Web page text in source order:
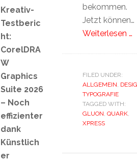
bekommen.
Jetzt können…
Weiterlesen …
FILED UNDER:
ALLGEMEIN,
TYPOGRAFIE
TAGGED WITH:
GLUON, QUARK,
XPRESS
Kreativ-
Testberic
ht:
CorelDRA
W
Graphics
Suite 2026
– Noch
effizienter
dank
Künstlich
er